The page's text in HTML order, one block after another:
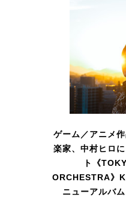
ゲーム／アニメ
楽家、中村ヒロ
ト《
ORCHESTRA》
ニューアルバ